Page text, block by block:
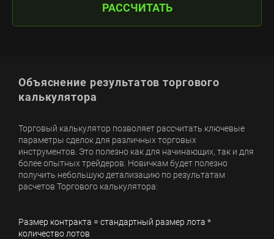
РАССЧИТАТЬ
Объяснение результатов торгового
калькулятора
Торговый калькулятор позволяет рассчитать ключевые
параметры сделок для различных торговых
инструментов. Это полезно как для начинающих, так и для
более опытных трейдеров. Новичкам будет полезно
получить небольшую детализацию по результатам
расчетов Торгового калькулятора:
Размер контракта = стандартный размер лота *
количество лотов